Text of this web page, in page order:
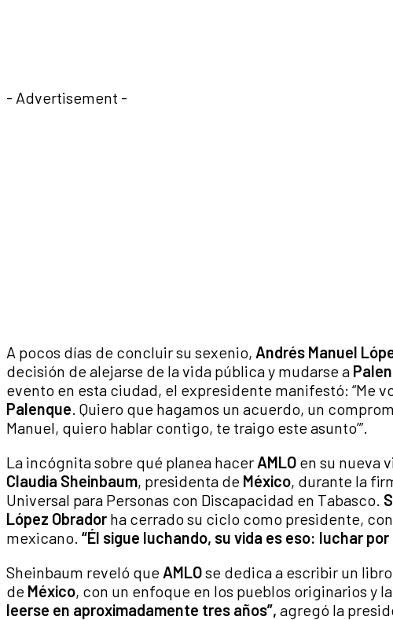
- Advertisement -
A pocos días de concluir su sexenio, Andrés Manuel
decisión de alejarse de la vida pública y mudarse a
evento en esta ciudad, el expresidente manifestó: “Me
Palenque. Quiero que hagamos un acuerdo, un
Manuel, quiero hablar contigo, te traigo este asunto’”.
La incógnita sobre qué planea hacer AMLO en su nueva
Claudia Sheinbaum, presidenta de México, durante la
Universal para Personas con Discapacidad en Tabasco.
López Obrador ha cerrado su ciclo como presidente,
mexicano. “Él sigue luchando, su vida es eso: luchar por
Sheinbaum reveló que AMLOse dedica a escribir un
de México, con un enfoque en los pueblos originarios y
leerse en aproximadamente tres años”, agregó la